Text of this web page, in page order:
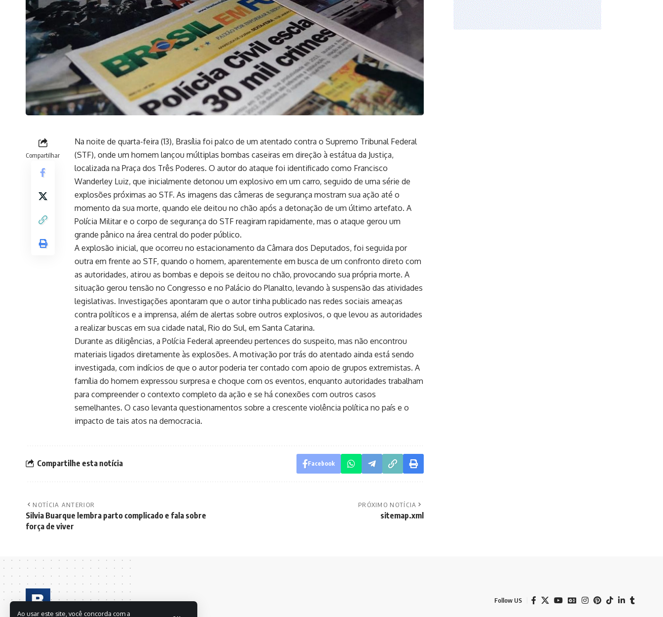
Ao usar este site, você concorda com a
Compartilhar
Na noite de quarta-feira (13), Brasília foi palco de um atentado contra o Supremo Tribunal Federal
(STF), onde um homem lançou múltiplas bombas caseiras em direção à estátua da Justiça,
localizada na Praça dos Três Poderes. O autor do ataque foi identificado como Francisco
Wanderley Luiz, que inicialmente detonou um explosivo em um carro, seguido de uma série de
explosões próximas ao STF. As imagens das câmeras de segurança mostram sua ação até o
momento da sua morte, quando ele deitou no chão após a detonação de um último artefato. A
Polícia Militar e o corpo de segurança do STF reagiram rapidamente, mas o ataque gerou um
grande pânico na área central do poder público.
A explosão inicial, que ocorreu no estacionamento da Câmara dos Deputados, foi seguida por
outra em frente ao STF, quando o homem, aparentemente em busca de um confronto direto com
as autoridades, atirou as bombas e depois se deitou no chão, provocando sua própria morte. A
situação gerou tensão no Congresso e no Palácio do Planalto, levando à suspensão das atividades
legislativas. Investigações apontaram que o autor tinha publicado nas redes sociais ameaças
contra políticos e a imprensa, além de alertas sobre outros explosivos, o que levou as autoridades
a realizar buscas em sua cidade natal, Rio do Sul, em Santa Catarina.
Durante as diligências, a Polícia Federal apreendeu pertences do suspeito, mas não encontrou
materiais ligados diretamente às explosões. A motivação por trás do atentado ainda está sendo
investigada, com indícios de que o autor poderia ter contado com apoio de grupos extremistas. A
família do homem expressou surpresa e choque com os eventos, enquanto autoridades trabalham
para compreender o contexto completo da ação e se há conexões com outros casos
semelhantes. O caso levanta questionamentos sobre a crescente violência política no país e o
impacto de tais atos na democracia.
Compartilhe esta notícia Facebook
NOTÍCIA ANTERIOR
Silvia Buarque lembra parto complicado e fala sobre
força de viver
PRÓXIMO NOTÍCIA
sitemap.xml
Follow US